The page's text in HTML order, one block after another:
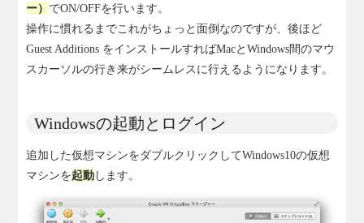
ー） でON/OFFを行います。
操作に慣れるまでこれがちょっと面倒なのですが、後ほど
Guest Additions をインストールすればMacとWindows間のマウ
スカーソルの行き来がシームレスに行えるようになります。
Windowsの起動とログイン
追加した仮想マシンをダブルクリックしてWindows10の仮想
マシンを起動します。